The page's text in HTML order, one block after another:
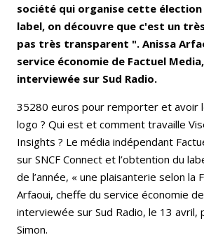
société qui organise cette
label, on découvre que c'est un
pas très transparent ". Anissa
service économie de Factuel
interviewée sur Sud Radio.
35280 euros pour remporter et avoir
logo ? Qui est et comment travaille
Insights ? Le média indépendant
sur SNCF Connect et l’obtention du
de l’année, « une plaisanterie selon la
Arfaoui, cheffe du service économie
interviewée sur Sud Radio, le 13 avril,
Simon.